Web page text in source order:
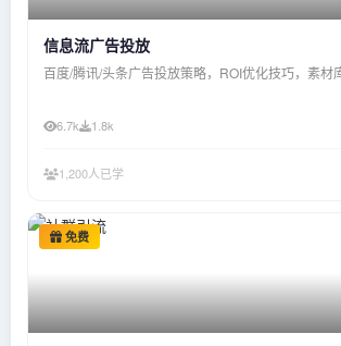
信息流广告投放
百度/腾讯/头条广告投放策略，ROI优化技巧，素材
6.7k 1.8k
1,200人已学
免费